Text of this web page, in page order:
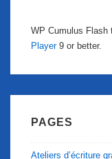
WP Cumulus Flash
Player9 or better.
PAGES
Ateliers d’écriture